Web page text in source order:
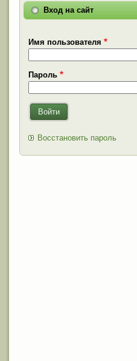
Вход на сайт
Имя пользователя
Пароль
Войти
Восстановить пароль